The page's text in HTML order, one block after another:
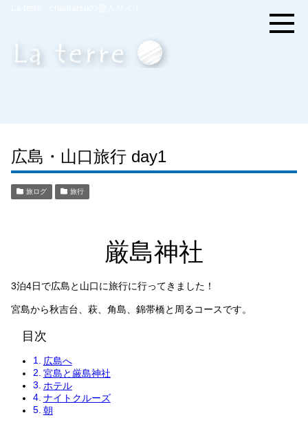
広島・山口旅行 day1
旅ログ 旅行
厳島神社
3泊4日で広島と山口に旅行に行ってきました！
宮島から秋吉台、萩、角島、錦帯橋と周るコースです。
目次
広島へ
宮島と厳島神社
ホテル
ナイトクルーズ
朝